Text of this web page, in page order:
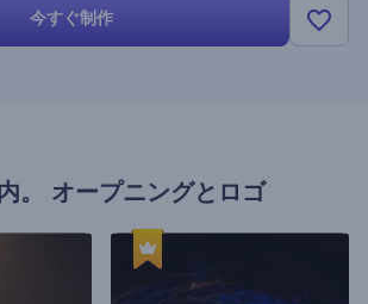
今すぐ制作
。 オープニングとロゴ